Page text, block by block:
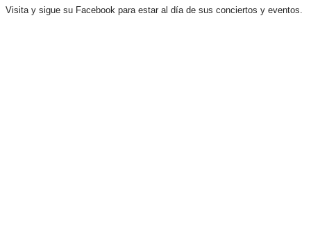
Visita y sigue su Facebook para estar al día de sus conciertos y eventos.